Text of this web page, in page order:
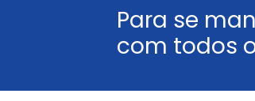
Para se
com todos